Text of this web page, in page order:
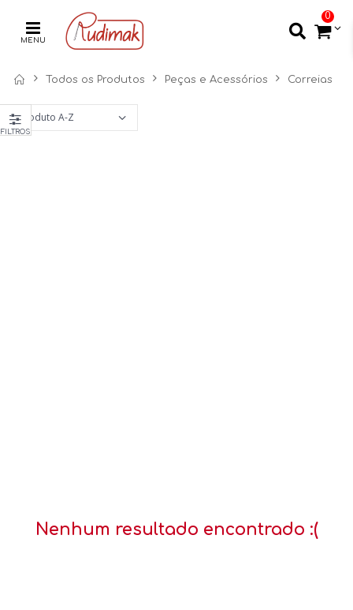
MENU
0
Todos os Produtos Peças e Acessórios Correias
Nenhum resultado encontrado :(
FILTROS